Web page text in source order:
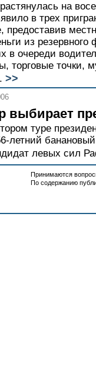
на
в трех
предоставив
из
в очереди
торговые точки,
>>
выбирает
туре
летний
левых сил
Принимаются
По содержанию